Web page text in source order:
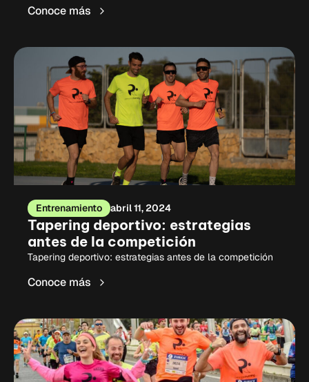
Conoce más
Entrenamiento abril 11, 2024
Tapering deportivo: estrategias
antes de la competición
Tapering deportivo: estrategias antes de la competición
Conoce más